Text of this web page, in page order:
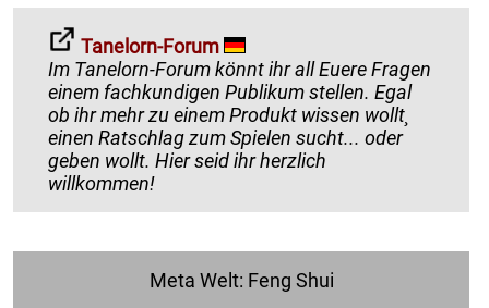
Tanelorn-Forum
Im Tanelorn-Forum könnt ihr all Euere Fragen
einem fachkundigen Publikum stellen. Egal
ob ihr mehr zu einem Produkt wissen wollt¸
einen Ratschlag zum Spielen sucht... oder
geben wollt. Hier seid ihr herzlich
willkommen!
Meta Welt: Feng Shui